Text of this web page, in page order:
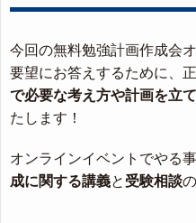
今回の無料勉強計画作成会
要望にお答えするために、
で必要な考え方や計画を立
たします！
オンラインイベントでやる
成に関する講義と 受験相談